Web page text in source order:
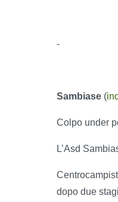
-
Sambiase (
Colpo under
L’Asd
dopo due